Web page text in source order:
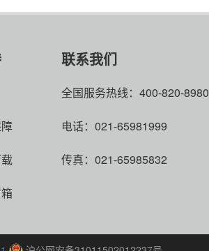
1080CRTIR-E高清红外筒形网络摄像机
联系我们
全国服务热线：400-820-8980
电话：021-65981999
传真：021-65985832